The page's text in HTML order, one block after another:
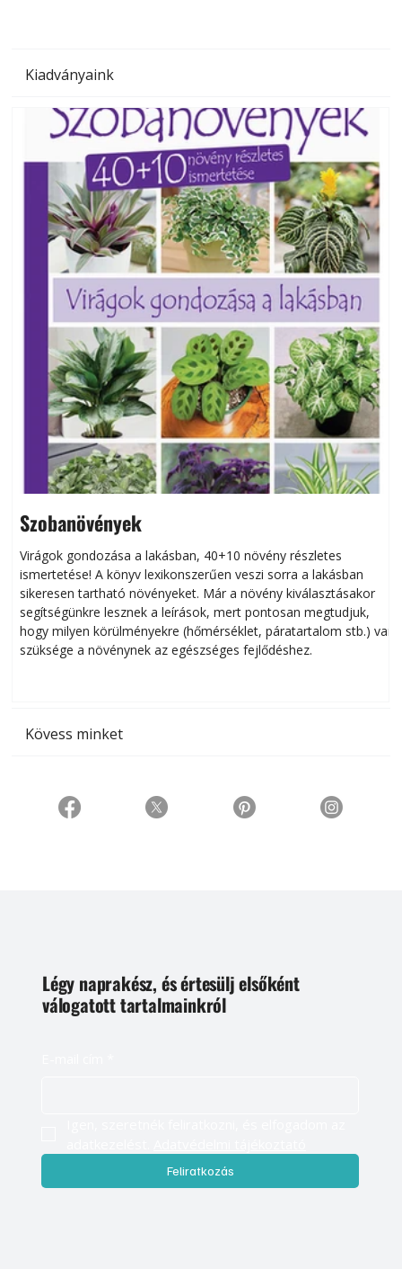
Kiadványaink
Szobanövények
Virágok gondozása a lakásban, 40+10 növény részletes
ismertetése! A könyv lexikonszerűen veszi sorra a lakásban
sikeresen tart­ha­tó növényeket. Már a növény kiválasztásakor
segítségünkre lesznek a leírások, mert pontosan megtudjuk,
hogy milyen körülményekre (hőmérséklet, páratartalom stb.) van
szüksége a növénynek az egészséges fejlődéshez.
Kövess minket
Légy naprakész, és értesülj elsőként
válogatott tartalmainkról
Feliratkozás